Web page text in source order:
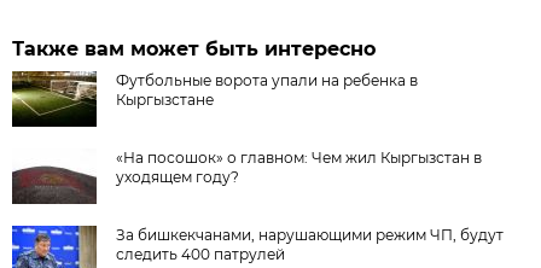
Также вам может быть интересно
Футбольные ворота упали на ребенка в
Кыргызстане
«На посошок» о главном: Чем жил Кыргызстан в
уходящем году?
За бишкекчанами, нарушающими режим ЧП, будут
следить 400 патрулей